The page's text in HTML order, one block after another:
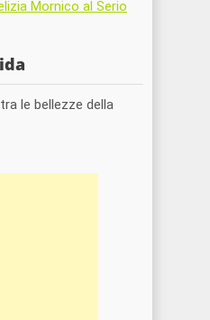
le bellezze della